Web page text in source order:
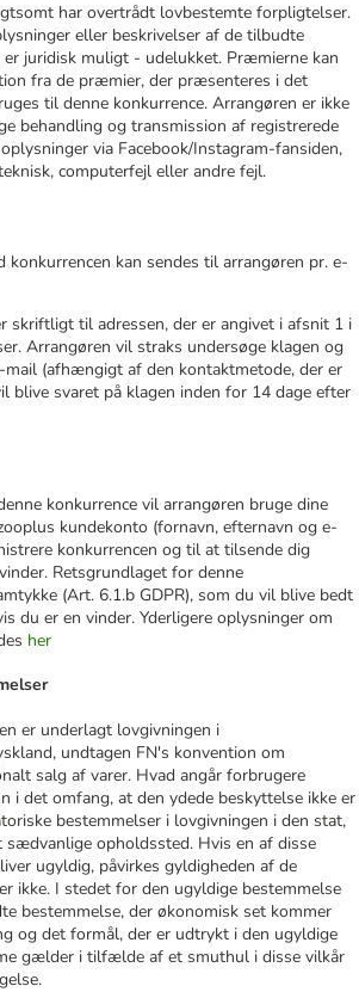
har overtrådt lovbestemte forpligtelser.
eller beskrivelser af de tilbudte
juridisk muligt - udelukket. Præmierne kan
fra de præmier, der præsenteres i det
til denne konkurrence. Arrangøren er ikke
behandling og transmission af registrerede
via Facebook/Instagram-fansiden,
computerfejl eller andre fejl.
konkurrencen kan sendes til arrangøren pr. e-
skriftligt til adressen, der er angivet i afsnit 1 i
Arrangøren vil straks undersøge klagen og
(afhængigt af den kontaktmetode, der er
blive svaret på klagen inden for 14 dage efter
konkurrence vil arrangøren bruge dine
kundekonto (fornavn, efternavn og e-
konkurrencen og til at tilsende dig
Retsgrundlaget for denne
(Art. 6.1.b GDPR), som du vil blive bedt
du er en vinder. Yderligere oplysninger om
her
er underlagt lovgivningen i
undtagen FN's konvention om
salg af varer. Hvad angår forbrugere
i det omfang, at den ydede beskyttelse ikke er
bestemmelser i lovgivningen i den stat,
sædvanlige opholdssted. Hvis en af disse
ugyldig, påvirkes gyldigheden af de
ikke. I stedet for den ugyldige bestemmelse
bestemmelse, der økonomisk set kommer
og det formål, der er udtrykt i den ugyldige
gælder i tilfælde af et smuthul i disse vilkår